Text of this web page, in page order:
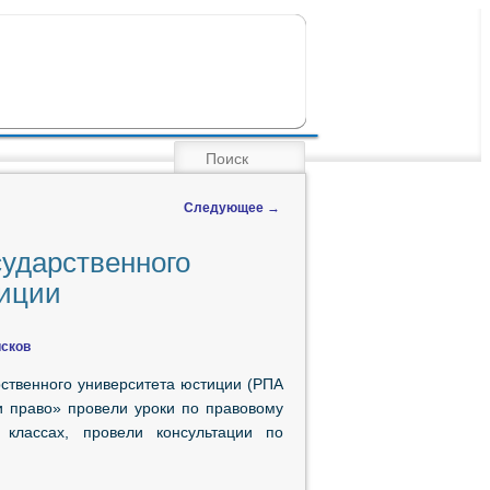
ПОИСК
Следующее →
университета юстиции (РПА
провели уроки по правовому
провели консультации по